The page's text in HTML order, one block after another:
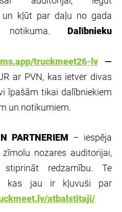
un kļūt par daļu no gada
notikuma. Dalībnieku
truckmeet26-lv
—
ar PVN, kas ietver divas
īpašām tikai dalībniekiem
un notikumiem.
PARTNERIEM – iespēja
nozares auditorijai,
redzamību. Te
kas jau ir kļuvuši par
atbalstitaji/